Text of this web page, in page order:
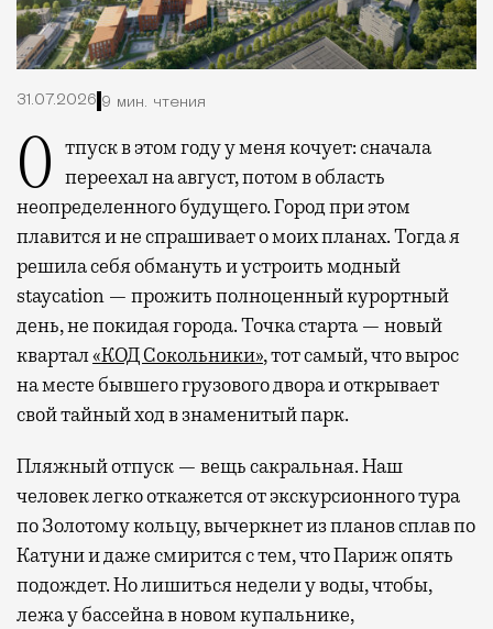
31.07.2026 9 мин. чтения
Отпуск в этом году у меня кочует: сначала переехал на август, потом в область
неопределенного будущего. Город при этом
плавится и не спрашивает о моих планах. Тогда я
решила себя обмануть и устроить модный
staycation — прожить полноценный курортный
день, не покидая города. Точка старта — новый
квартал«КОД Сокольники», тот самый, что вырос
на месте бывшего грузового двора и открывает
свой тайный ход в знаменитый парк.
Пляжный отпуск — вещь сакральная. Наш
человек легко откажется от экскурсионного тура
по Золотому кольцу, вычеркнет из планов сплав по
Катуни и даже смирится с тем, что Париж опять
подождет. Но лишиться недели у воды, чтобы,
лежа у бассейна в новом купальнике,